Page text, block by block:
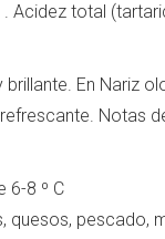
Acidez total
En Nariz
Notas
6-8 º C
quesos, pescado,